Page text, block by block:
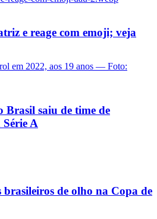
e reage com emoji; veja
saiu de time de
A
de olho na Copa de